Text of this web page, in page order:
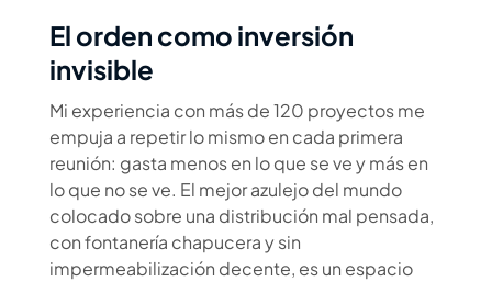
El orden como inversión
invisible
Mi experiencia con más de 120 proyectos me
empuja a repetir lo mismo en cada primera
reunión: gasta menos en lo que se ve y más en
lo que no se ve. El mejor azulejo del mundo
colocado sobre una distribución mal pensada,
con fontanería chapucera y sin
impermeabilización decente, es un espacio